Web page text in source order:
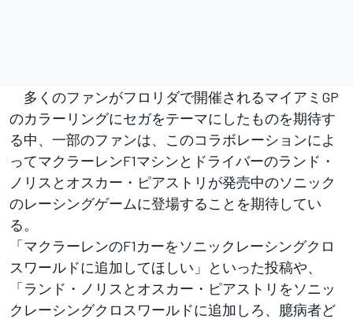
多くのファンがフロリダで開催されるマイアミGP
のカラーリングにセガをテーマにしたものを期待す
る中、一部のファンは、このコラボレーションによ
ってマクラーレンF1マシンとドライバーのランド・
ノリスとオスカー・ピアストリが発売中のソニック
のレーシングゲームに登場することを期待してい
る。
「マクラーレンのF1カーをソニックレーシングクロ
スワールドに追加してほしい」といった投稿や、
「ランド・ノリスとオスカー・ピアストリをソニッ
クレーシングクロスワールドに追加しろ、臆病者ど